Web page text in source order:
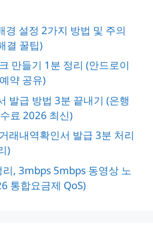
경 설정 2가지 방법 및 주의
결 꿀팁)
만들기 1분 정리 (안드로이
약 공유)
발급 방법 3분 끝내기 (은행
료 2026 최신)
래내역확인서 발급 3분 처리
)
, 3mbps 5mbps 동영상 노
통합요금제 QoS)